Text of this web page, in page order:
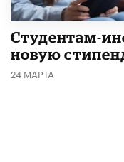
Студентам-
новую
24 МАРТА